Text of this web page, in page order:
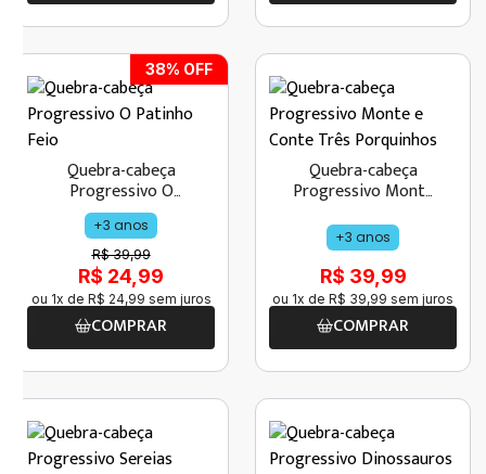
38% OFF
Quebra-cabeça
Progressivo O
Patinho Feio
+3 anos
R$ 39,99
R$ 24,99
ou 1x de R$ 24,99 sem juros
COMPRAR
Quebra-cabeça
Progressivo Monte
Porquinhos
+3 anos
R$ 39,99
ou 1x de R$ 39,99 sem juros
COMPRAR